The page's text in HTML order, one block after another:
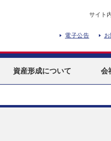
サイト
電子公告
資産形成について 会